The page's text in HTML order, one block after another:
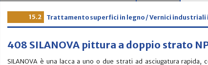
15.2 Trattamento superfici in legno / Vernici industriali
408 SILANOVA pittura a doppio strato
SILANOVA è una lacca a uno o due strati ad asciugatura